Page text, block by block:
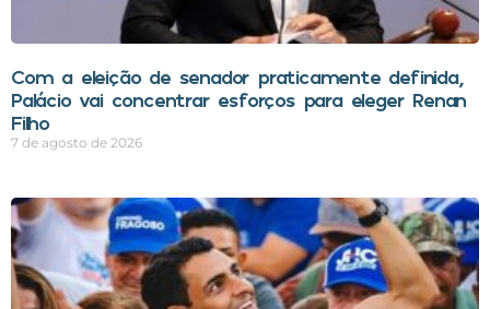
Com a eleição de senador praticamente definida,
Palácio vai concentrar esforços para eleger Renan
Filho
7 de agosto de 2026